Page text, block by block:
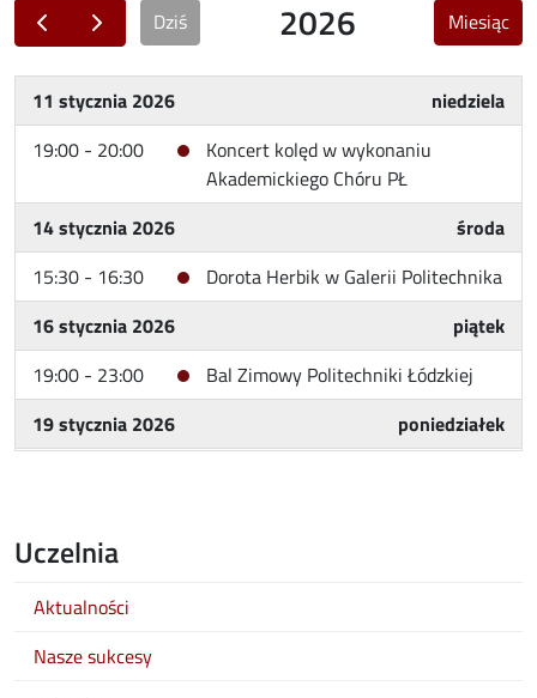
Dziś 2026 Miesiąc
11 stycznia 2026
niedziela
19:00 - 20:00
Koncert kolęd w wykonaniu
Akademickiego Chóru PŁ
14 stycznia 2026
środa
15:30 - 16:30
Dorota Herbik w Galerii Politechnika
16 stycznia 2026
piątek
19:00 - 23:00
Bal Zimowy Politechniki Łódzkiej
19 stycznia 2026
poniedziałek
20 stycznia 2026
13:00 - 15:00
Uczelnia
Aktualności
Nasze sukcesy